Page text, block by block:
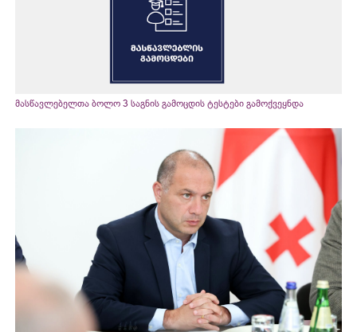
მასწავლებელთა ბოლო 3 საგნის გამოცდის ტესტები გამოქვეყნდა